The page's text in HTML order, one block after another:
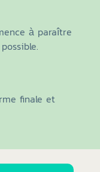
à paraître
finale et